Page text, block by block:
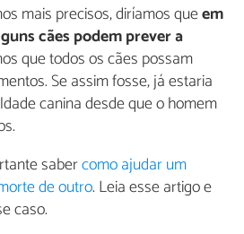
mais precisos, diríamos queem
cães podem prever a
que todos os cães possam
Se assim fosse, já estaria
canina desde que o homem
sabercomo ajudar um
de outro. Leia esse artigo e
caso.